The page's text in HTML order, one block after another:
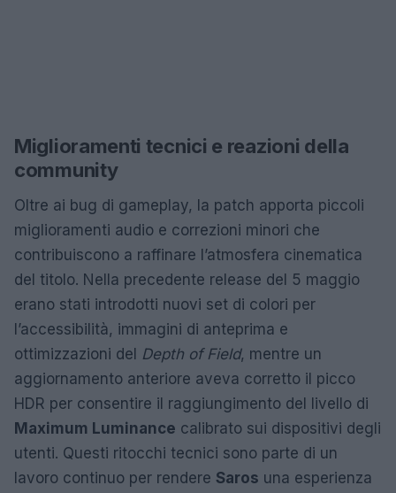
Miglioramenti tecnici e reazioni della
community
Oltre ai bug di gameplay, la patch apporta piccoli
miglioramenti audio e correzioni minori che
contribuiscono a raffinare l’atmosfera cinematica
del titolo. Nella precedente release del 5 maggio
erano stati introdotti nuovi set di colori per
l’accessibilità, immagini di anteprima e
ottimizzazioni del Depth of Field, mentre un
aggiornamento anteriore aveva corretto il picco
HDR per consentire il raggiungimento del livello di
Maximum Luminance calibrato sui dispositivi degli
utenti. Questi ritocchi tecnici sono parte di un
lavoro continuo per rendere Saros una esperienza